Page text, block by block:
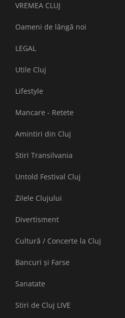
VREMEA CLUJ
Oameni de lângă noi
LEGAL
Utile Cluj
Lifestyle
Mancare - Retete
Amintiri din Cluj
Stiri Transilvania
Untold Festival Cluj
Zilele Clujului
Divertisment
Cultură / Concerte la Cluj
Bancuri și Farse
Sanatate
Stiri de Cluj LIVE